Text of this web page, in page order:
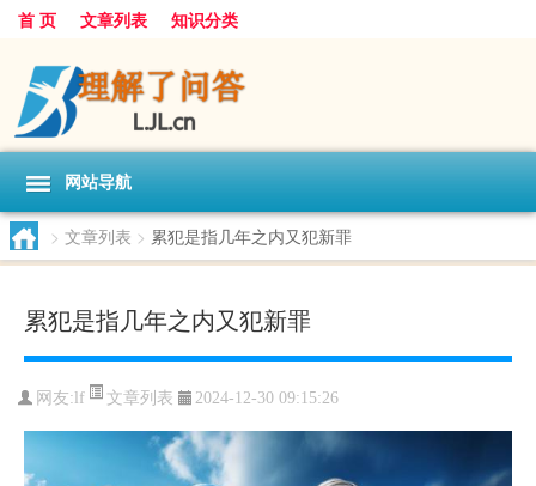
首 页 文章列表 知识分类
网站导航
> 文章列表 > 累犯是指几年之内又犯新罪
累犯是指几年之内又犯新罪
网友: lf 文章列表 2024-12-30 09:15:26